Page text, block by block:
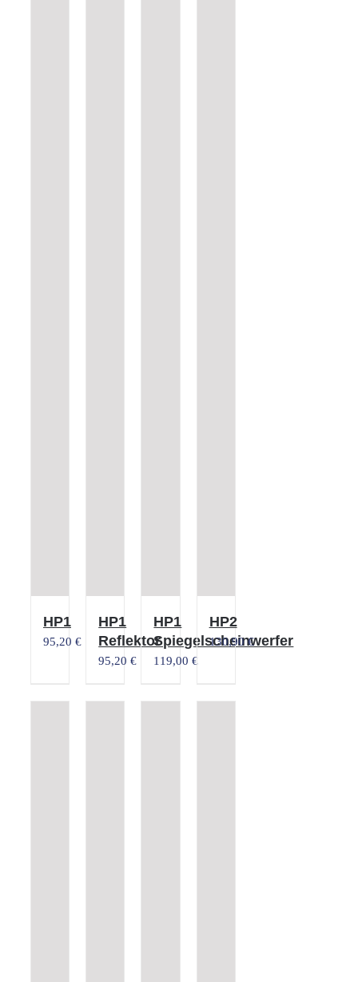
HP1
95,20 €
HP1
Reflektor
95,20€
HP1
Spiegelscheinwerfer
119,00€
HP2
130,90€